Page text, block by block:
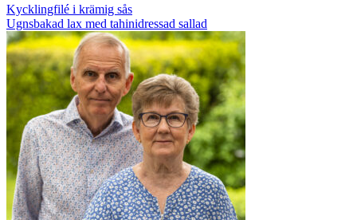
Inläggsnavigering
Kycklingfilé i krämig sås
Ugnsbakad lax med tahinidressad sallad